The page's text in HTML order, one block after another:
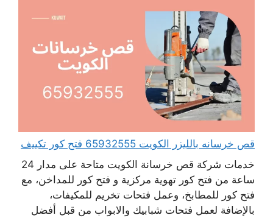
قص خرسانه بالليزر الكويت 65932555 فتح كور تكييف
خدمات شركة قص خرسانة الكويت متاحة على مدار 24
ساعة من فتح كور تهوية مركزية و فتح كور للمداخن، مع
فتح كور للمطابخ، وعمل فتحات تخريم للمكيفات،
بالإضافة لعمل فتحات شبابيك والابواب من قبل أفضل